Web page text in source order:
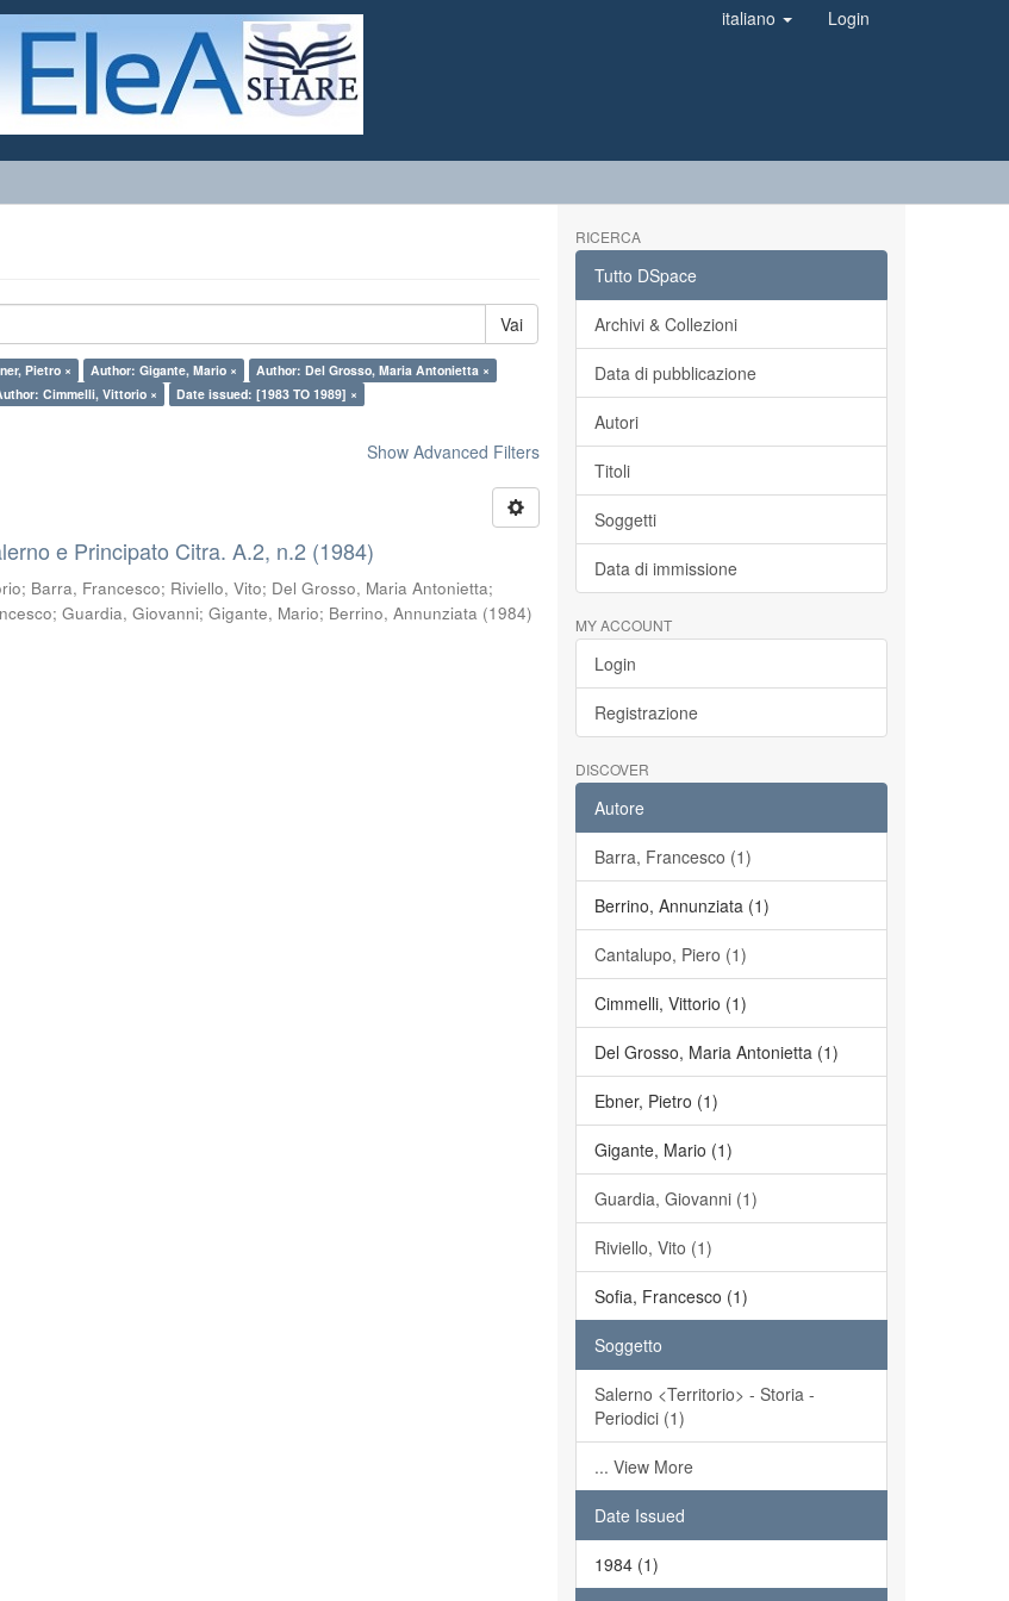
italiano Login
Vai
Pietro × Author: Gigante, Mario ×
Author: Del Grosso, Maria Antonietta ×
Cimmelli, Vittorio ×
Date issued: [1983 TO 1989] ×
Show Advanced Filters
e Principato Citra. A.2, n.2 (1984)
; Barra, Francesco; Riviello, Vito; Del Grosso, Maria Antonietta;
;Guardia, Giovanni;Gigante, Mario; Berrino, Annunziata (1984)
RICERCA
Tutto DSpace
Archivi & Collezioni
Data di pubblicazione
Autori
Titoli
Soggetti
Data di immissione
MY ACCOUNT
Login
Registrazione
DISCOVER
Autore
Barra, Francesco (1)
Berrino, Annunziata (1)
Cantalupo, Piero (1)
Cimmelli, Vittorio (1)
Del Grosso, Maria Antonietta (1)
Ebner, Pietro (1)
Gigante, Mario (1)
Guardia, Giovanni (1)
Riviello, Vito (1)
Sofia, Francesco (1)
Soggetto
Salerno <Territorio> - Storia -
Periodici (1)
... View More
Date Issued
1984 (1)